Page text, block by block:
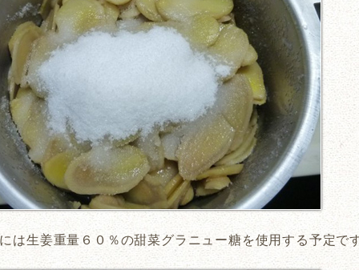
は生姜重量６０％の甜菜グラニュー糖を使用する予定で